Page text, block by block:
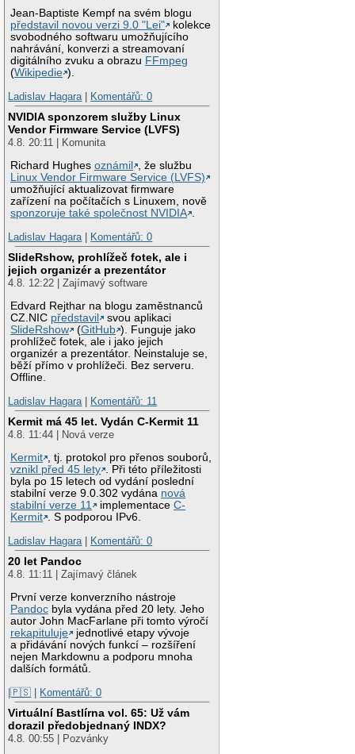
Jean-Baptiste Kempf na svém blogu
představil novou verzi 9.0 "Lei"
kolekce
svobodného softwaru umožňujícího
nahrávání, konverzi a streamovaní
digitálního zvuku a obrazu FFmpeg
(Wikipedie ).
Ladislav Hagara | Komentářů: 0
NVIDIA sponzorem služby Linux
Vendor Firmware Service (LVFS)
4.8. 20:11 | Komunita
Richard Hughesoznámil
, že službu
Linux Vendor Firmware Service (LVFS)
umožňující aktualizovat firmware
zařízení na počítačích s Linuxem, nově
sponzoruje také společnost NVIDIA .
Ladislav Hagara | Komentářů: 0
SlideRshow, prohlížeč fotek, ale i
jejich organizér a prezentátor
4.8. 12:22 | Zajímavý software
Edvard Rejthar na blogu zaměstnanců
CZ.NIC představil
svou aplikaci
SlideRshow
(GitHub ). Funguje jako
prohlížeč fotek, ale i jako jejich
organizér a prezentátor. Neinstaluje se,
běží přímo v prohlížeči. Bez serveru.
Offline.
Ladislav Hagara | Komentářů: 11
Kermit má 45 let. Vydán C-Kermit 11
4.8. 11:44 | Nová verze
Kermit
, tj. protokol pro přenos souborů,
vznikl před 45 lety
. Při této příležitosti
byla po 15 letech od vydání poslední
stabilní verze 9.0.302 vydána nová
stabilní verze 11
implementaceC-
Kermit
. S podporou IPv6.
Ladislav Hagara | Komentářů: 0
20 let Pandoc
4.8. 11:11 | Zajímavý článek
První verze konverzního nástroje
Pandoc byla vydána před 20 lety. Jeho
autor John MacFarlane při tomto výročí
rekapituluje
jednotlivé etapy vývoje
a přidávání nových funkcí – rozšíření
nejen Markdownu a podporu mnoha
dalších formátů.
|🇵🇸 | Komentářů: 0
Virtuální Bastlírna vol. 65: Už vám
dorazil předobjednaný INDX?
4.8. 00:55 | Pozvánky